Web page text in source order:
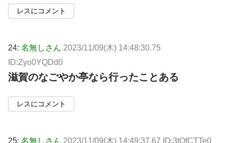
レスにコメント
24: 名無しさん 2023/11/09(木) 14:48:30.75
ID:Zyo0YQDd0
滋賀のなごやか亭なら行ったことある
レスにコメント
25: 名無しさん 2023/11/09(木) 14:49:37.67 ID:3tQfCTTe0